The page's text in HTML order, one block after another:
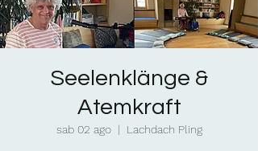
Seelenklänge &
Atemkraft
sab 02 ago
  |
Lachdach Pling